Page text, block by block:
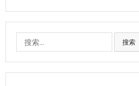
搜索